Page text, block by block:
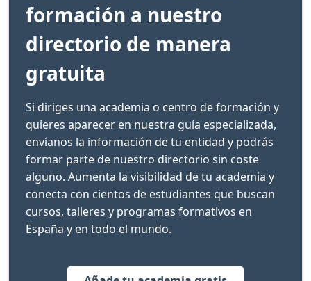
formación a nuestro
directorio de manera
gratuita
Si diriges una academia o centro de formación y
quieres aparecer en nuestra guía especializada,
envíanos la información de tu entidad y podrás
formar parte de nuestro directorio sin coste
alguno. Aumenta la visibilidad de tu academia y
conecta con cientos de estudiantes que buscan
cursos, talleres y programas formativos en
España y en todo el mundo.